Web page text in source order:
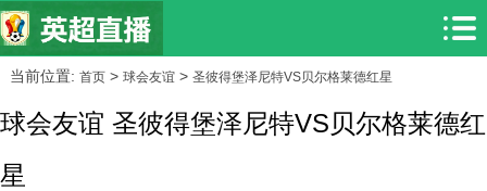
当前位置: 首页> 球会友谊> 圣彼得堡泽尼特VS贝尔格莱德红星
球会友谊 圣彼得堡泽尼特VS贝尔格莱德红
星